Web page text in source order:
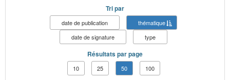
Tri par
date de publication
thématique
date de signature
type
Résultats par page
10 25 50 100